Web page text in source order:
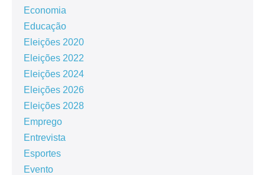
Economia
Educação
Eleições 2020
Eleições 2022
Eleições 2024
Eleições 2026
Eleições 2028
Emprego
Entrevista
Esportes
Evento